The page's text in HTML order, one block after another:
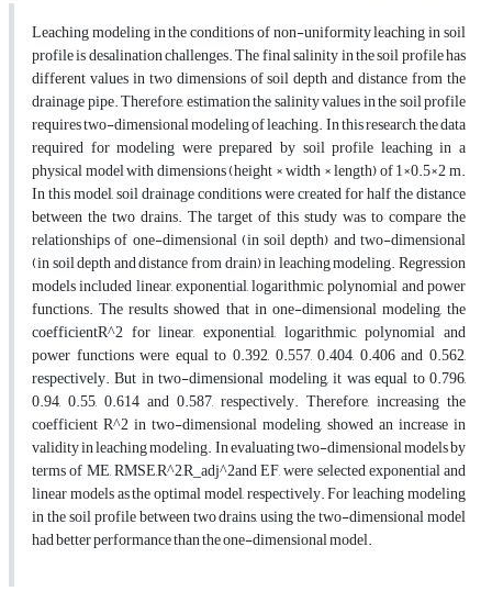
Leaching modeling in the conditions of non-uniformity leaching in soil
profile is desalination challenges. The final salinity in the soil profile has
different values in two dimensions of soil depth and distance from the
drainage pipe. Therefore, estimation the salinity values in the soil profile
requires two-dimensional modeling of leaching. In this research, the data
required for modeling were prepared by soil profile leaching in a
physical model with dimensions (height × width × length) of 1×0.5×2 m.
In this model, soil drainage conditions were created for half the distance
between the two drains. The target of this study was to compare the
relationships of one-dimensional (in soil depth) and two-dimensional
(in soil depth and distance from drain) in leaching modeling. Regression
models included linear, exponential, logarithmic, polynomial and power
functions. The results showed that in one-dimensional modeling, the
coefficientR^2 for linear, exponential, logarithmic, polynomial and
power functions were equal to 0.392, 0.557, 0.404, 0.406 and 0.562,
respectively. But in two-dimensional modeling, it was equal to 0.796,
0.94, 0.55, 0.614 and 0.587, respectively. Therefore, increasing the
coefficient R^2 in two-dimensional modeling, showed an increase in
validity in leaching modeling. In evaluating two-dimensional models by
terms of ME, RMSE,R^2,R_adj^2and EF, were selected exponential and
linear models as the optimal model, respectively. For leaching modeling
in the soil profile between two drains, using the two-dimensional model
had better performance than the one-dimensional model.